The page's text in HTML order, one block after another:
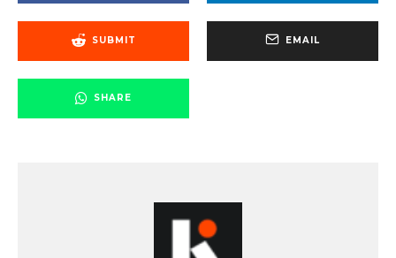
SUBMIT EMAIL
SHARE